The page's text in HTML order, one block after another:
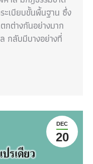
ะเบียบขั้นพื้นฐาน ซึ่ง
กต่างกันอย่างมาก
กลับมีบางอย่างที่
DEC
20